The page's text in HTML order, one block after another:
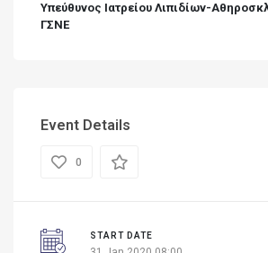
Υπεύθυνος Ιατρείου Λιπιδίων-
ΓΣΝΕ
Event Details
0
START DATE